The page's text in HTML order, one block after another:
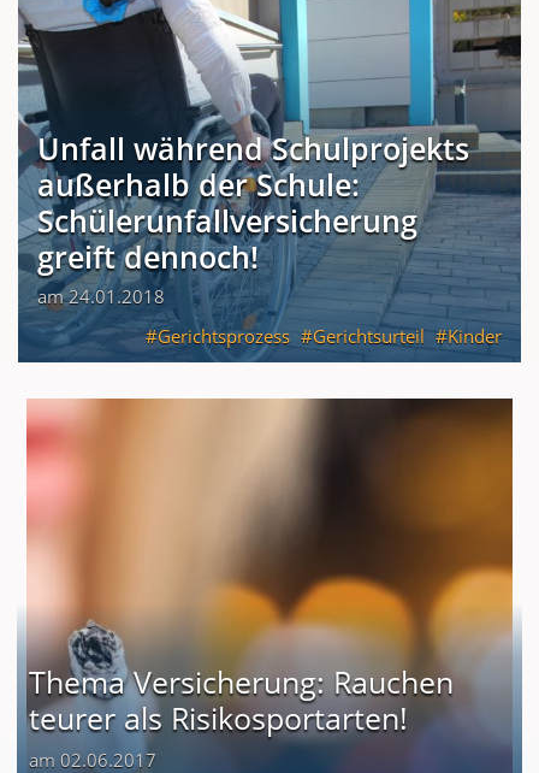
Unfall während Schulprojekts
außerhalb der Schule:
Schülerunfallversicherung
greift dennoch!
am 24.01.2018
Gerichtsprozess
Gerichtsurteil Kinder
Thema Versicherung: Rauchen
teurer als Risikosportarten!
am 02.06.2017